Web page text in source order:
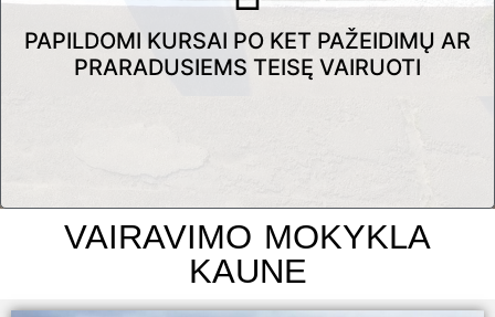
PAPILDOMI KURSAI PO KET PAŽEIDIMŲ AR
PRARADUSIEMS TEISĘ VAIRUOTI
VAIRAVIMO MOKYKLA
KAUNE